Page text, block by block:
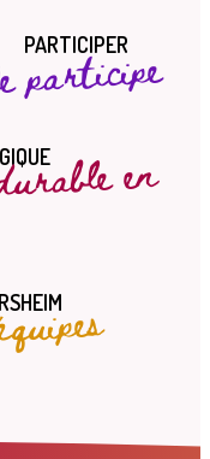
PARTICIPER
participe
en